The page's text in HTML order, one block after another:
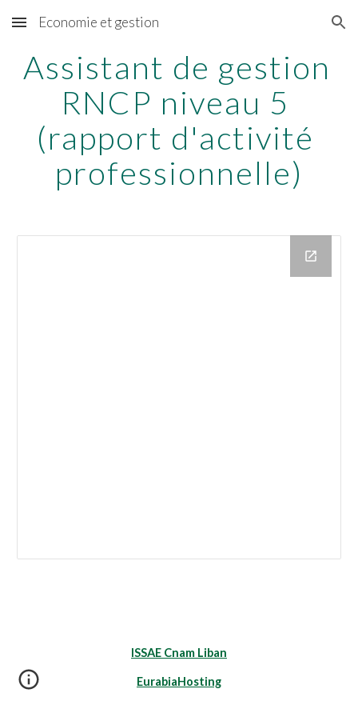
Skip to main content Skip to navigation
Economie et gestion
Assistant de gestion
RNCP niveau 5
(rapport d'activité
professionnelle)
ISSAE Cnam Liban
EurabiaHosting